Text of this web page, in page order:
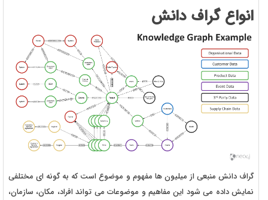
انواع گراف دانش
گراف دانش منبعی از میلیون ها مفهوم و موضوع است که به گونه ای مختلفی
نمایش داده می شود این مفاهیم و موضوعات می تواند افراد، مکان، سازمان،